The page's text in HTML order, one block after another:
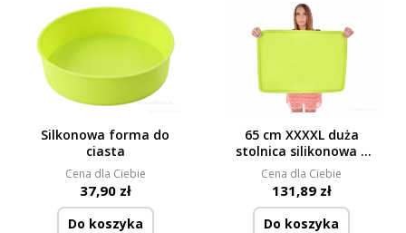
Silkonowa forma do
ciasta
Cena dla Ciebie
37,90 zł
Do koszyka
65 cm XXXXL duża
stolnica silikonowa z
krawędzią, nie klei się i
nie ślizga
Cena dla Ciebie
131,89 zł
Do koszyka